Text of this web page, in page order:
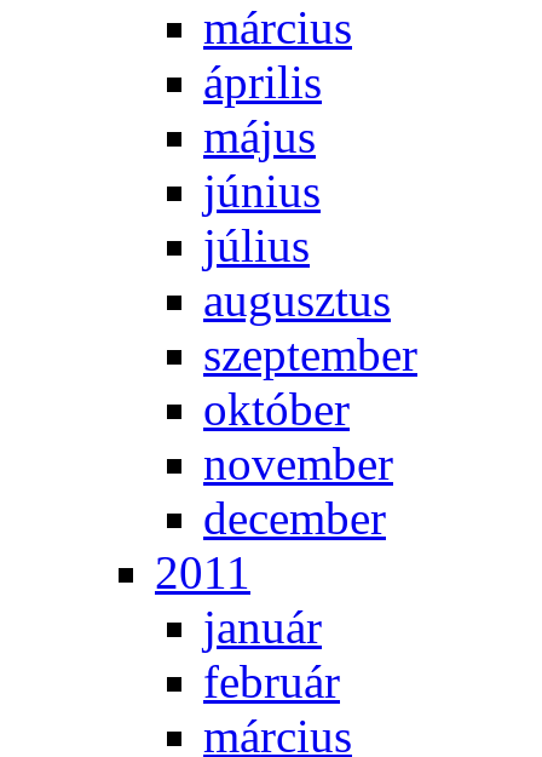
már­ci­us
áp­ri­lis
má­jus
jú­ni­us
jú­li­us
au­gusz­tus
szep­tem­ber
ok­tó­ber
no­vem­ber
de­cem­ber
2011
ja­nu­ár
feb­ru­ár
már­ci­us